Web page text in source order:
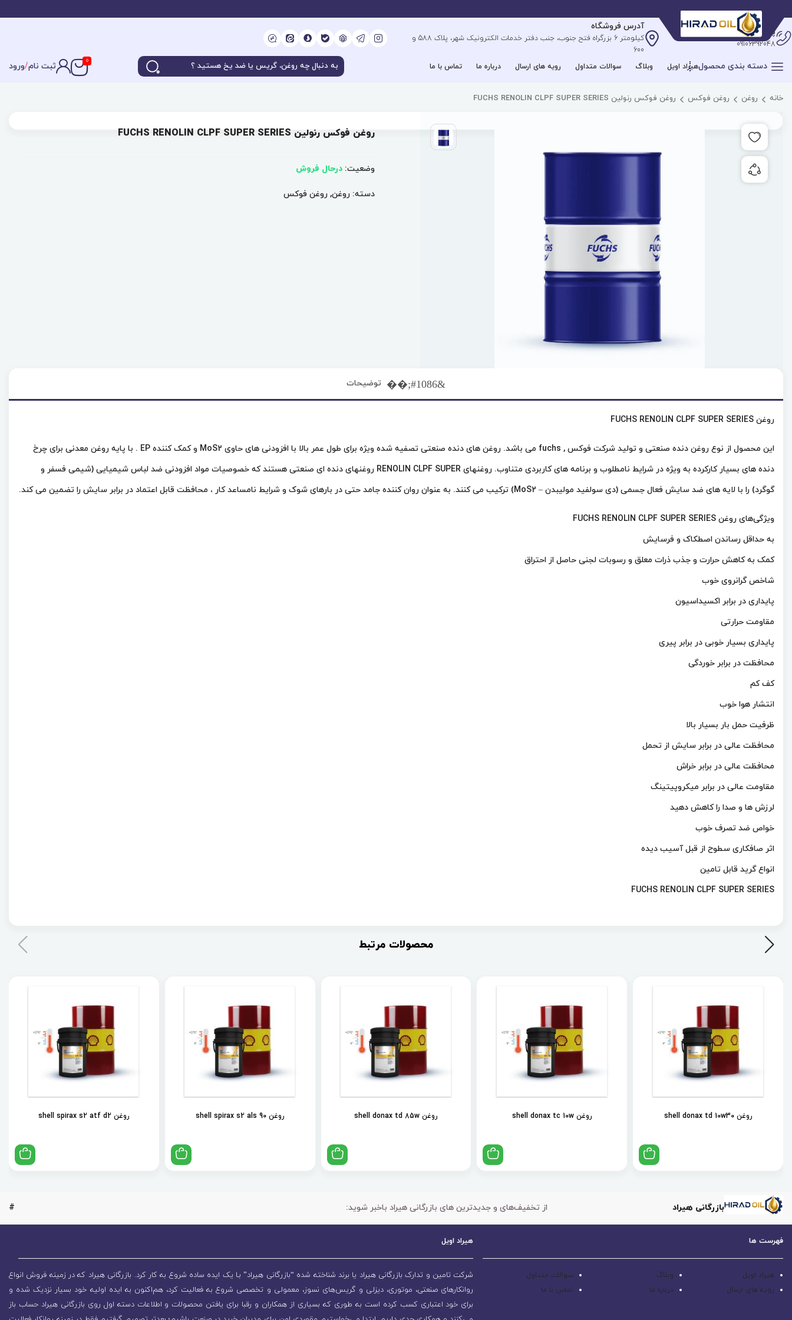
پشتیبانی آنلاین
09106392048
آدرس فروشگاه
کیلومتر 6 بزرگراه فتح جنوب، جنب دفتر خدمات الکترونیک شهر، پلاک 588 و
600
دسته بندی محصولهیراد اویل وبلاگ سوالات متداول رویه های ارسال درباره ما تماس با ما
0 ثبت نام/ورود
خانه روغن روغن فوکس روغن فوکس رنولین FUCHS RENOLIN CLPF SUPER SERIES
روغن فوکس رنولین FUCHS RENOLIN CLPF SUPER SERIES
وضعیت: درحال فروش
دسته: روغن, روغن فوکس
توضیحات
روغن FUCHS RENOLIN CLPF SUPER SERIES
این محصول از نوع روغن دنده صنعتی و تولید شرکت فوکس , fuchs می باشد. روغن های دنده صنعتی تصفیه شده ویژه برای طول عمر بالا با افزودنی های حاوی MoS2 و کمک کننده EP . با پایه روغن معدنی برای چرخ
دنده های بسیار کارکرده به ویژه در شرایط نامطلوب و برنامه های کاربردی متناوب. روغنهای RENOLIN CLPF SUPER روغنهای دنده ای صنعتی هستند که خصوصیات مواد افزودنی ضد لباس شیمیایی (شیمی فسفر و
گوگرد) را با لایه های ضد سایش فعال جسمی (دی سولفید مولیبدن – MoS2) ترکیب می کنند. به عنوان روان کننده جامد حتی در بارهای شوک و شرایط نامساعد کار ، محافظت قابل اعتماد در برابر سایش را تضمین می کند.
ویژگی‌های روغن FUCHS RENOLIN CLPF SUPER SERIES
به حداقل رساندن اصطکاک و فرسایش
کمک به کاهش حرارت و جذب ذرات معلق و رسوبات لجنی حاصل از احتراق
شاخص گرانروی خوب
پایداری در برابر اکسیداسیون
مقاومت حرارتی
پایداری بسیار خوبی در برابر پیری
محافظت در برابر خوردگی
کف کم
انتشار هوا خوب
ظرفیت حمل بار بسیار بالا
محافظت عالی در برابر سایش از تحمل
محافظت عالی در برابر خراش
مقاومت عالی در برابر میکروپیتینگ
لرزش ها و صدا را کاهش دهید
خواص ضد تصرف خوب
اثر صافکاری سطوح از قبل آسیب دیده
انواع گرید قابل تامین
FUCHS RENOLIN CLPF SUPER SERIES
محصولات مرتبط
روغن shell donax td 10w30 روغن shell donax tc 10w روغن shell donax td 85w روغن shell spirax s2 als 90 روغن shell spirax s2 atf d2
بازرگانی هیراد از تخفیف‌های و جدیدترین های بازرگانی هیراد باخبر شوید: #
فهرست ها
هیراد اویل وبلاگ
سوالات متداول
رویه های ارسال
درباره ما تماس با ما
هیراد اویل
شرکت تامین و تدارک بازرگانی هیراد یا برند شناخته شده “بازرگانی هیراد” بـا یک ایده ساده شروع به کار کرد. بازرگانی هیراد که در زمینه فروش انواع
روانکارهای صنعتی، موتوری، دیزلی و گریس‌های نسوز، معمولی و تخصصی شروع به فعالیت کرد، هم‌اکنون به ایده اولیه خود بسیار نزدیک شده و
برای خود اعتباری کسب کرده است به طوری که بسیاری از همکاران و رقبا برای یافتن محصولات و اطلاعات دسته اول روی بازرگانی هیراد حساب باز